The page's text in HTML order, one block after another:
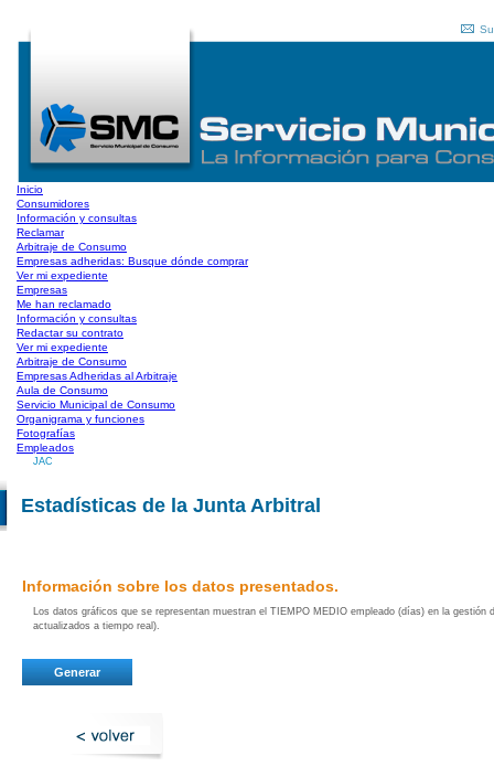
Inicio
Consumidores
Información y consultas
Reclamar
Arbitraje de Consumo
Empresas adheridas: Busque dónde comprar
Ver mi expediente
Empresas
Me han reclamado
Información y consultas
Redactar su contrato
Ver mi expediente
Arbitraje de Consumo
Empresas Adheridas al Arbitraje
Aula de Consumo
Servicio Municipal de Consumo
Organigrama y funciones
Fotografías
Empleados
JAC
Estadísticas de la Junta Arbitral
Información sobre los datos presentados.
Los datos gráficos que se representan muestran el TIEMPO MEDIO empleado (días) en la
actualizados a tiempo real).